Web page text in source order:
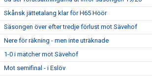
Skånsk jättetalang klar för H65 Höör
Säsongen över efter tredje förlust mot Sävehof
Nere för räkning - men inte uträknade
1-0 i matcher mot Sävehof
Mot semifinal - i Eslöv